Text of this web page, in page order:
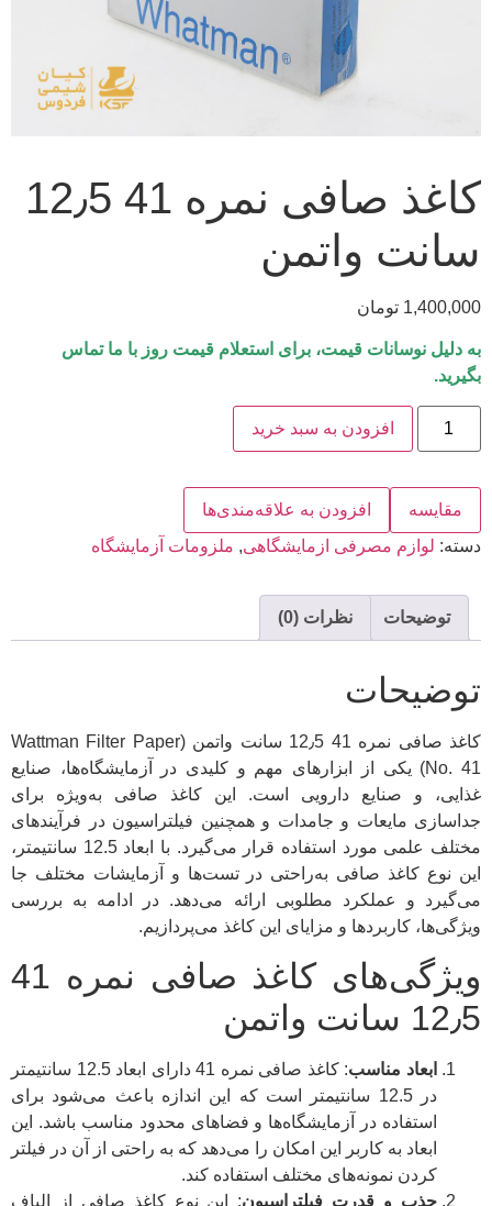
کاغذ صافی نمره 41 12٫5
سانت واتمن
1,400,000 تومان
به دلیل نوسانات قیمت، برای استعلام قیمت روز با ما تماس
بگیرید.
افزودن به سبد خرید
مقایسه
افزودن به علاقه‌مندی‌ها
دسته: لوازم مصرفی ازمایشگاهی, ملزومات آزمایشگاه
توضیحات نظرات (0)
توضیحات
کاغذ صافی نمره 41 12٫5 سانت واتمن (Wattman Filter Paper
No. 41) یکی از ابزارهای مهم و کلیدی در آزمایشگاه‌ها، صنایع
غذایی، و صنایع دارویی است. این کاغذ صافی به‌ویژه برای
جداسازی مایعات و جامدات و همچنین فیلتراسیون در فرآیندهای
مختلف علمی مورد استفاده قرار می‌گیرد. با ابعاد 12.5 سانتیمتر،
این نوع کاغذ صافی به‌راحتی در تست‌ها و آزمایشات مختلف جا
می‌گیرد و عملکرد مطلوبی ارائه می‌دهد. در ادامه به بررسی
ویژگی‌ها، کاربردها و مزایای این کاغذ می‌پردازیم.
ویژگی‌های کاغذ صافی نمره 41
12٫5 سانت واتمن
ابعاد مناسب
: کاغذ صافی نمره 41 دارای ابعاد 12.5 سانتیمتر
در 12.5 سانتیمتر است که این اندازه باعث می‌شود برای
استفاده در آزمایشگاه‌ها و فضاهای محدود مناسب باشد. این
ابعاد به کاربر این امکان را می‌دهد که به راحتی از آن در فیلتر
کردن نمونه‌های مختلف استفاده کند.
جذب و قدرت فیلتراسیون: این نوع کاغذ صافی از الیاف